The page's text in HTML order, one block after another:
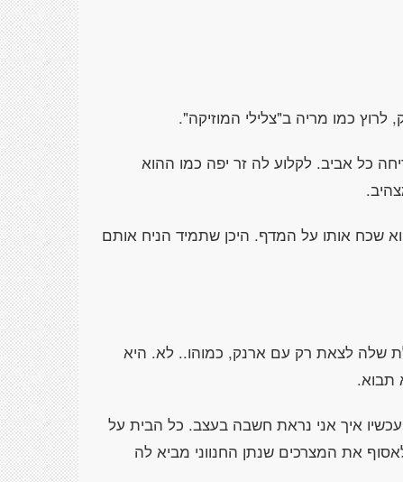
כמו מריה ב"צלילי המוזיקה".
כל אביב. לקלוע לה זר יפה כמו ההוא
שכח אותו על המדף. היכן שתמיד הניח אותם
שלה לצאת רק עם ארנק, כמוהו.. לא. היא
תבוא.
איך אני נראת חשבה בעצב. כל הבית על
את המצרכים שנתן החנווני מביא לה